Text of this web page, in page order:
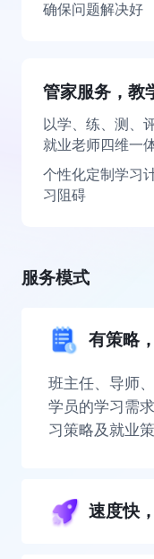
确保问题解决好
管家服务，教
以学、练、测、
就业老师四维一
个性化定制学习
习阻碍
服务模式
有策略
班主任、导师
学员的学习需
习策略及就业
速度快